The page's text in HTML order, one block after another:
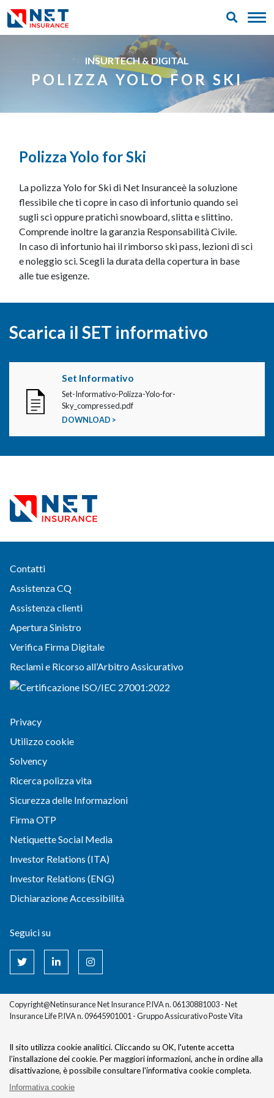
INSURTECH & DIGITAL
POLIZZA YOLO FOR SKI
Polizza Yolo for Ski
La polizza Yolo for Ski di Net Insuranceè la soluzione
flessibile che ti copre in caso di infortunio quando sei
sugli sci oppure pratichi snowboard, slitta e slittino.
Comprende inoltre la garanzia Responsabilità Civile.
In caso di infortunio hai il rimborso ski pass, lezioni di sci
e noleggio sci. Scegli la durata della copertura in base
alle tue esigenze.
Scarica il SET informativo
Set Informativo
Set-Informativo-Polizza-Yolo-for-
Sky_compressed.pdf
DOWNLOAD >
Contatti
Assistenza CQ
Assistenza clienti
Apertura Sinistro
Verifica Firma Digitale
Reclami e Ricorso all’Arbitro Assicurativo
Privacy
Utilizzo cookie
Solvency
Ricerca polizza vita
Sicurezza delle Informazioni
Firma OTP
Netiquette Social Media
Investor Relations (ITA)
Investor Relations (ENG)
Dichiarazione Accessibilità
Seguici su
Copyright@Netinsurance Net Insurance P.IVA n. 06130881003 - Net
Insurance Life P.IVA n. 09645901001 - Gruppo Assicurativo Poste Vita
Il sito utilizza cookie analitici. Cliccando su OK, l'utente accetta
l’installazione dei cookie. Per maggiori informazioni, anche in ordine alla
disattivazione, è possibile consultare l'informativa cookie completa.
Informativa cookie